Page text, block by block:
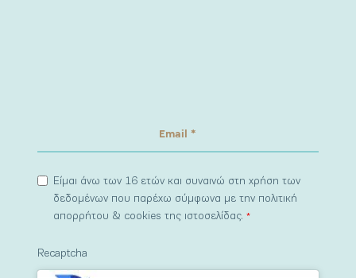
Είμαι άνω των 16 ετών και συναινώ στη χρήση των
δεδομένων που παρέχω σύμφωνα με την πολιτική
απορρήτου & cookies της ιστοσελίδας.*
Recaptcha